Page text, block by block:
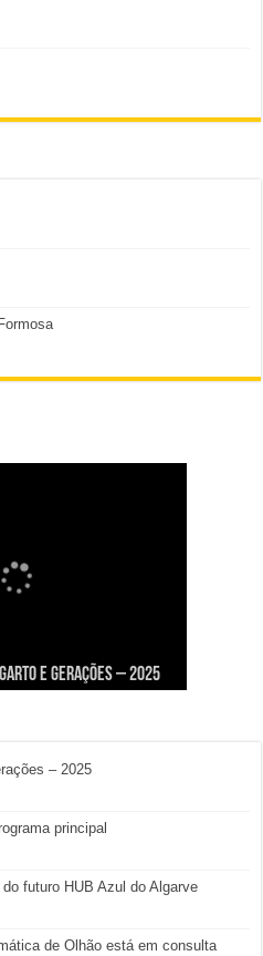
e Gerações – 2025
Ria!
Diversão!
– 2025
principal
futuro HUB Azul do Algarve
de Olhão está em consulta